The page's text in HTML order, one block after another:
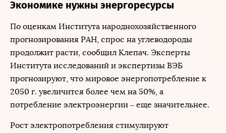
Экономике нужны энергоресурсы
По оценкам Института народнохозяйственного
прогнозирования РАН, спрос на углеводороды
продолжит расти, сообщил Клепач. Эксперты
Института исследований и экспертизы ВЭБ
прогнозируют, что мировое энергопотребление к
2050 г. увеличится более чем на 50%, а
потребление электроэнергии – еще значительнее.
Рост электропотребления стимулируют